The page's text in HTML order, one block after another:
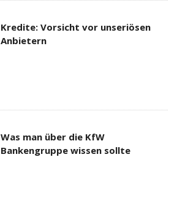
Kredite: Vorsicht vor unseriösen
Anbietern
Was man über die KfW
Bankengruppe wissen sollte